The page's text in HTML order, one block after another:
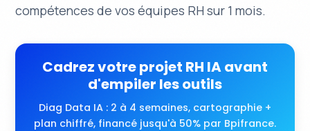
compétences de vos équipes RH sur 1 mois.
Cadrez votre projet RH IA avant
d'empiler les outils
Diag Data IA : 2 à 4 semaines, cartographie +
plan chiffré, financé jusqu'à 50% par Bpifrance.